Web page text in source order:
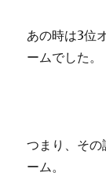
あの時は3位
ームでした。
つまり、そ
ーム。